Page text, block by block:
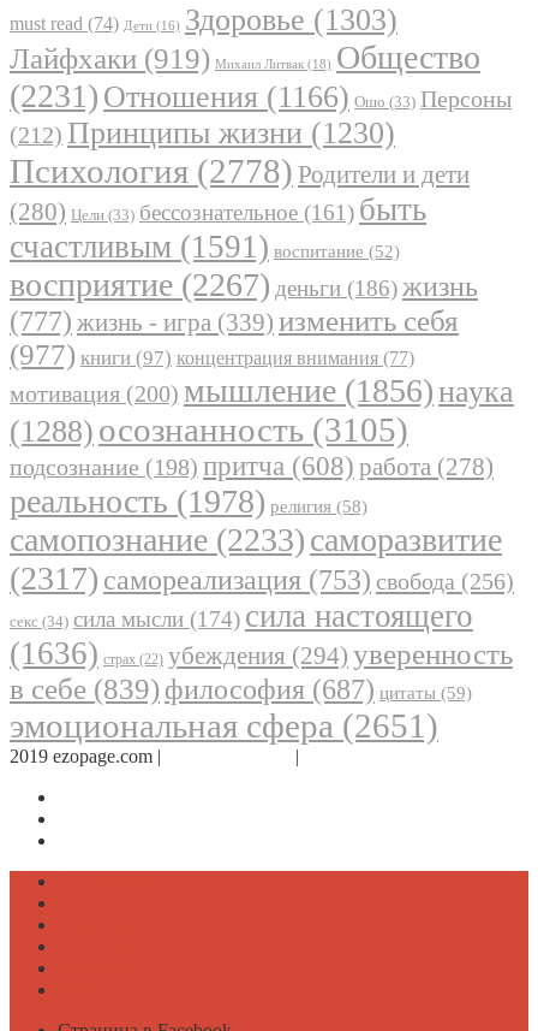
must read (74) Дети (16) Здоровье (1303)
Лайфхаки (919) Михаил Литвак (18) Общество
(2231) Отношения (1166) Ошо (33) Персоны
(212) Принципы жизни (1230)
Психология (2778) Родители и дети
(280) Цели (33) бессознательное (161) быть
счастливым (1591) воспитание (52)
восприятие (2267) деньги (186)жизнь
(777) жизнь - игра (339) изменить себя
(977) книги (97) концентрация внимания (77)
мотивация (200) мышление (1856)наука
(1288) осознанность (3105)
подсознание (198) притча (608) работа (278)
реальность (1978) религия (58)
самопознание (2233)саморазвитие
(2317) самореализация (753) свобода (256)
секс (34) сила мысли (174) сила настоящего
(1636) страх (22) убеждения (294) уверенность
в себе (839) философия (687) цитаты (59)
эмоциональная сфера (2651)
2019 ezopage.com | |